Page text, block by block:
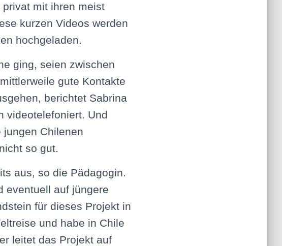
mit ihren meist
kurzen Videos werden
hochgeladen.
ging, seien zwischen
gute Kontakte
berichtet Sabrina
videotelefoniert. Und
Chilenen
so gut.
aus, so die Pädagogin.
eventuell auf jüngere
für dieses Projekt in
und habe in Chile
leitet das Projekt auf